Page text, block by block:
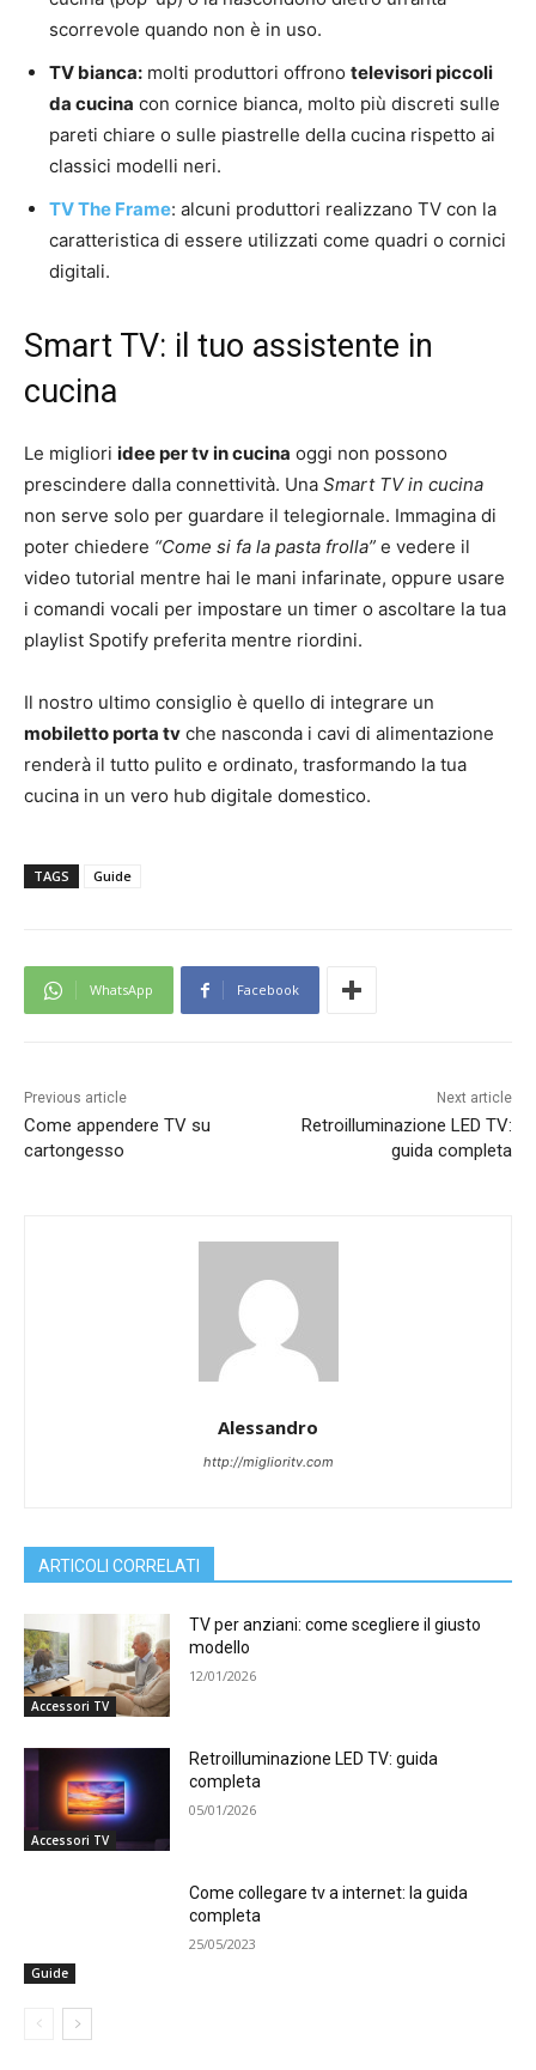
scorrevole quando non è in uso.
TV bianca: molti produttori offrono televisori piccoli
da cucina con cornice bianca, molto più discreti sulle
pareti chiare o sulle piastrelle della cucina rispetto ai
classici modelli neri.
TV The Frame: alcuni produttori realizzano TV con la
caratteristica di essere utilizzati come quadri o cornici
digitali.
Smart TV: il tuo assistente in
cucina
Le migliori idee per tv in cucina oggi non possono
prescindere dalla connettività. Una Smart TV in cucina
non serve solo per guardare il telegiornale. Immagina di
poter chiedere “Come si fa la pasta frolla” e vedere il
video tutorial mentre hai le mani infarinate, oppure usare
i comandi vocali per impostare un timer o ascoltare la tua
playlist Spotify preferita mentre riordini.
Il nostro ultimo consiglio è quello di integrare un
mobiletto porta tv che nasconda i cavi di alimentazione
renderà il tutto pulito e ordinato, trasformando la tua
cucina in un vero hub digitale domestico.
TAGS Guide
WhatsApp Facebook
Previous article
Come appendere TV su
cartongesso
Next article
Retroilluminazione LED TV:
guida completa
Alessandro
http://miglioritv.com
ARTICOLI CORRELATI
Accessori TV
TV per anziani: come scegliere il giusto
modello
12/01/2026
Accessori TV
Retroilluminazione LED TV: guida
completa
05/01/2026
Guide
Come collegare tv a internet: la guida
completa
25/05/2023